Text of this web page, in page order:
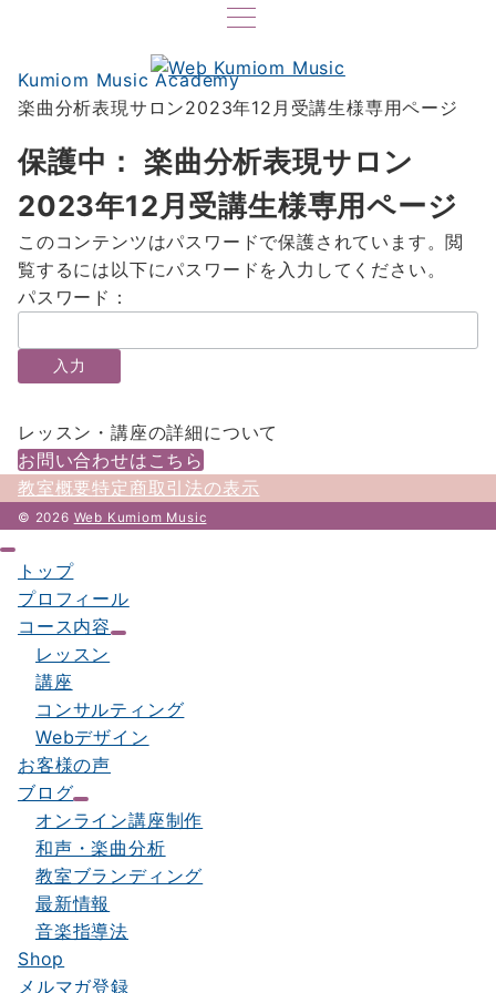
Kumiom Music Academy
楽曲分析表現サロン2023年12月受講生様専用ページ
保護中： 楽曲分析表現サロン
2023年12月受講生様専用ページ
このコンテンツはパスワードで保護されています。閲
覧するには以下にパスワードを入力してください。
パスワード：
レッスン・講座の詳細について
お問い合わせはこちら
教室概要特定商取引法の表示
© 2026 Web Kumiom Music
トップ
プロフィール
コース内容
レッスン
講座
コンサルティング
Webデザイン
お客様の声
ブログ
オンライン講座制作
和声・楽曲分析
教室ブランディング
最新情報
音楽指導法
Shop
メルマガ登録